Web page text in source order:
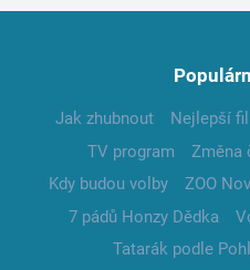
Jak zhubnout Nejlepší
TV program
Změna
Kdy budou volby
ZOO
7 pádů Honzy Dědka
Tatarák podle